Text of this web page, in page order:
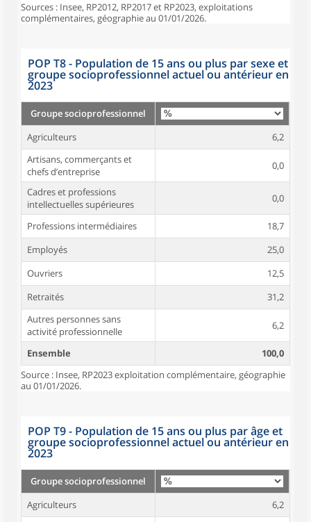
Sources : Insee, RP2012, RP2017 et RP2023, exploitations
complémentaires, géographie au 01/01/2026.
POP T8 - Population de 15 ans ou plus par sexe et
groupe socioprofessionnel actuel ou antérieur en
2023
Groupe socioprofessionnel
Agriculteurs
6,2
Artisans, commerçants et
chefs d’entreprise
0,0
Cadres et professions
intellectuelles supérieures
0,0
Professions intermédiaires
18,7
Employés
25,0
Ouvriers
12,5
Retraités
31,2
Autres personnes sans
activité professionnelle
6,2
Ensemble
100,0
Source : Insee, RP2023 exploitation complémentaire, géographie
au 01/01/2026.
POP T9 - Population de 15 ans ou plus par âge et
groupe socioprofessionnel actuel ou antérieur en
2023
Groupe socioprofessionnel
Agriculteurs
6,2